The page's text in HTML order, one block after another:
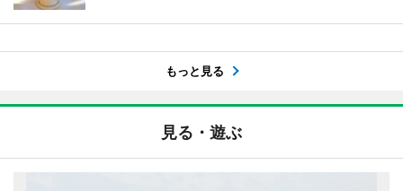
もっと見る
見る・遊ぶ